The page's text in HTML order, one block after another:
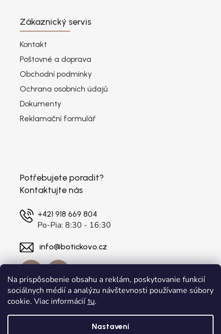
Na prispôsobenie obsahu a reklám, poskytovanie funkcií
sociálnych médií a analýzu návštevnosti používame súbory
cookie. Viac informácií tu.
Nastavení
Zákaznický servis
Kontakt
Poštovné a doprava
Obchodní podmínky
Ochrana osobních údajů
Dokumenty
Reklamační formulář
Potřebujete poradit?
Kontaktujte nás
+421 918 669 804
Po-Pia: 8:30 - 16:30
info@botickovo.cz